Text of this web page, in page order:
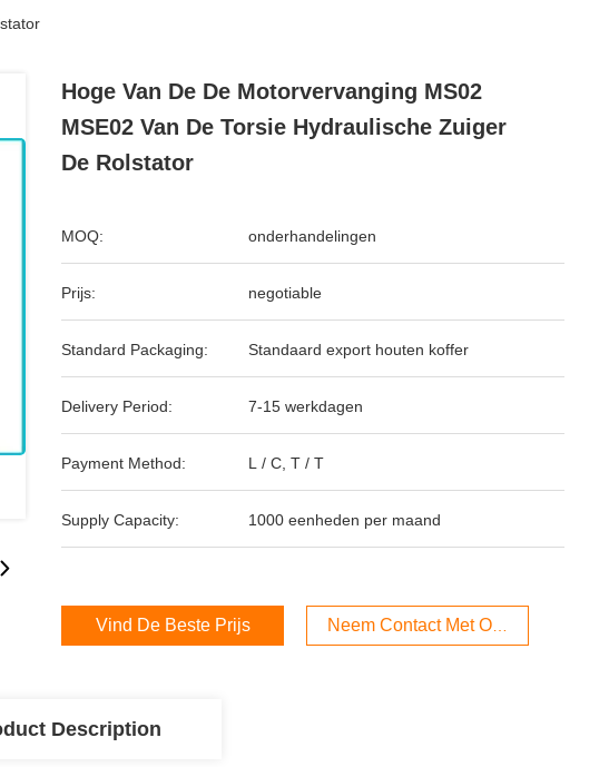
Hoge Van De De Motorvervanging MS02
MSE02 Van De Torsie Hydraulische Zuiger
De Rolstator
MOQ: onderhandelingen
Prijs: negotiable
Standard Packaging: Standaard export houten koffer
Delivery Period: 7-15 werkdagen
Payment Method: L / C, T / T
Supply Capacity: 1000 eenheden per maand
Vind De Beste Prijs Neem Contact Met Ons Op
Description